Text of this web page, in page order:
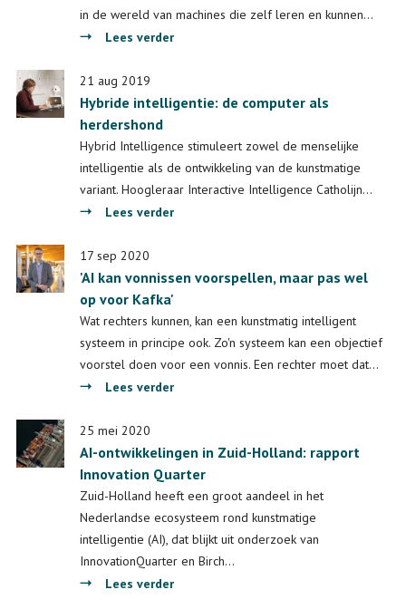
in de wereld van machines die zelf leren en kunnen…
Lees verderover
floreert
Leiden,
Delft
en
Rotterdam
21 aug 2019
Hybride intelligentie: de computer als
herdershond
Hybrid Intelligence stimuleert zowel de menselijke
intelligentie als de ontwikkeling van de kunstmatige
variant. Hoogleraar Interactive Intelligence Catholijn…
Lees verderover
de
als
herdershond
17 sep 2020
'AI kan vonnissen voorspellen, maar pas wel
op voor Kafka'
Wat rechters kunnen, kan een kunstmatig intelligent
systeem in principe ook. Zo'n systeem kan een objectief
voorstel doen voor een vonnis. Een rechter moet dat…
Lees verderover
vonnissen
voorspellen,
maar
pas
wel
op
voor
25 mei 2020
AI-ontwikkelingen in Zuid-Holland: rapport
Innovation Quarter
Zuid-Holland heeft een groot aandeel in het
Nederlandse ecosysteem rond kunstmatige
intelligentie (AI), dat blijkt uit onderzoek van
InnovationQuarter en Birch…
Lees verderover